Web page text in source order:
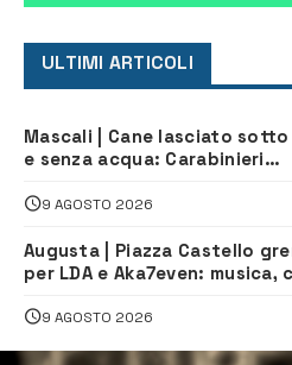
ULTIMI ARTICOLI
Mascali | Cane lasciato
e senza acqua: Carabinieri
9 AGOSTO 2026
Augusta | Piazza Castello
per LDA e Aka7even: musica,
9 AGOSTO 2026